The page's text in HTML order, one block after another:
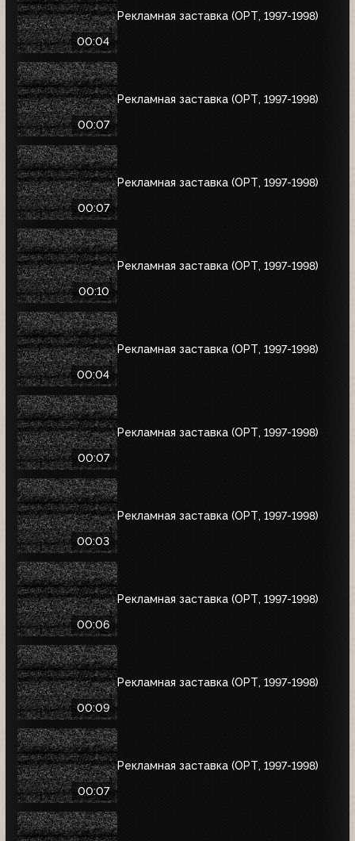
00:04
Рекламная заставка (ОРТ, 1997-1998)
00:07
Рекламная заставка (ОРТ, 1997-1998)
00:07
Рекламная заставка (ОРТ, 1997-1998)
00:10
Рекламная заставка (ОРТ, 1997-1998)
00:04
Рекламная заставка (ОРТ, 1997-1998)
00:07
Рекламная заставка (ОРТ, 1997-1998)
00:03
Рекламная заставка (ОРТ, 1997-1998)
00:06
Рекламная заставка (ОРТ, 1997-1998)
00:09
Рекламная заставка (ОРТ, 1997-1998)
00:07
Рекламная заставка (ОРТ, 1997-1998)